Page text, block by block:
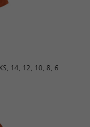
14, 12, 10, 8, 6